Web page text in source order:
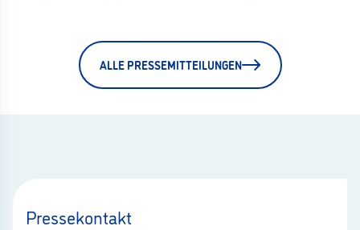
ALLE PRESSEMITTEILUNGEN
Pressekontakt